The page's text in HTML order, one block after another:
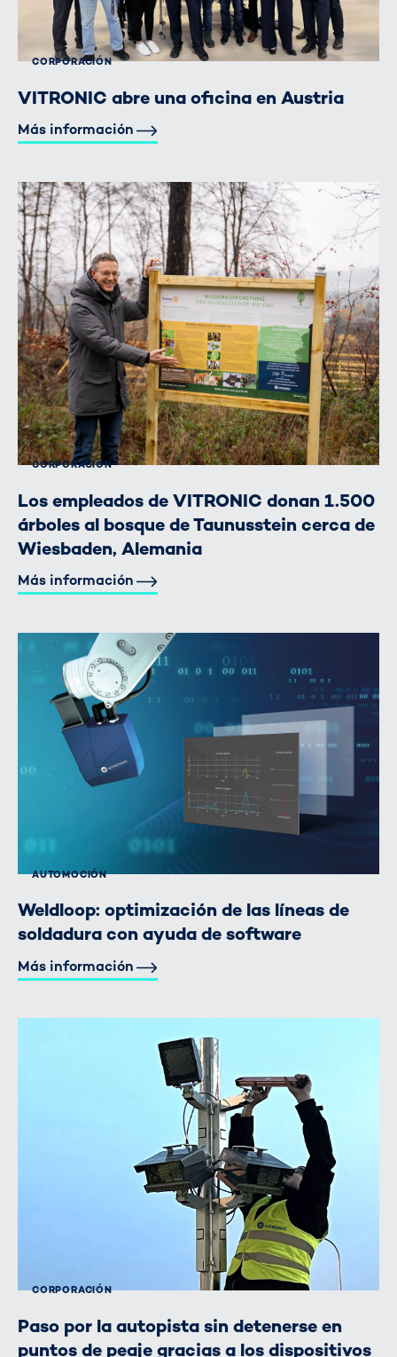
CORPORACIÓN
VITRONIC abre una oficina en Austria
Más información
CORPORACIÓN
Los empleados de VITRONIC donan 1.500
árboles al bosque de Taunusstein cerca de
Wiesbaden, Alemania
Más información
AUTOMOCIÓN
Weldloop: optimización de las líneas de
soldadura con ayuda de software
Más información
CORPORACIÓN
Paso por la autopista sin detenerse en
puntos de peaje gracias a los dispositivos